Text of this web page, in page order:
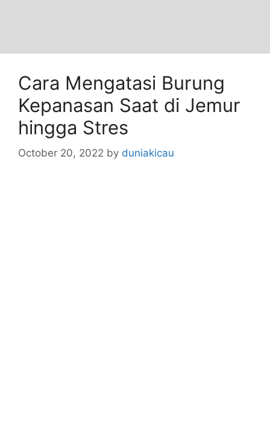
Cara Mengatasi Burung
Kepanasan Saat di Jemur
hingga Stres
October 20, 2022 by duniakicau